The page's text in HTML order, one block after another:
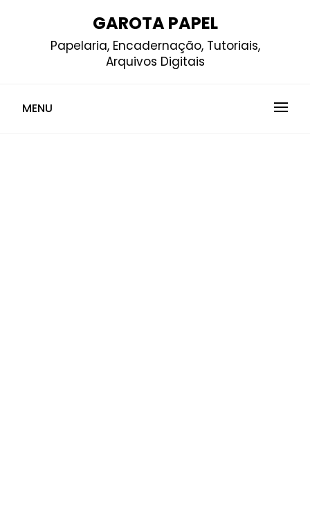
GAROTA PAPEL
Papelaria, Encadernação, Tutoriais,
Arquivos Digitais
MENU